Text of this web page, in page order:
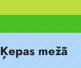
Ķepas mežā